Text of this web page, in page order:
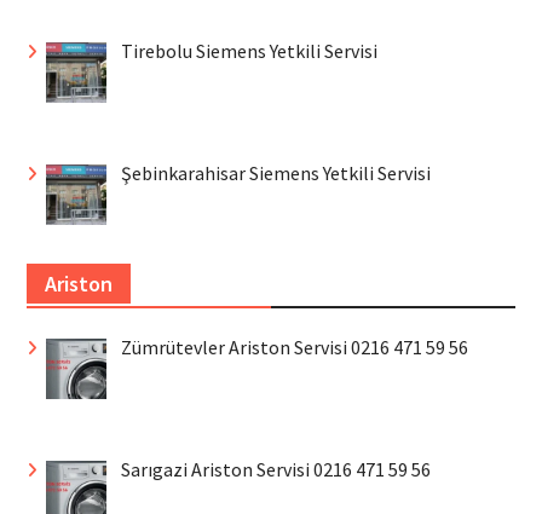
Tirebolu Siemens Yetkili Servisi
Şebinkarahisar Siemens Yetkili Servisi
Ariston
Zümrütevler Ariston Servisi 0216 471 59 56
Sarıgazi Ariston Servisi 0216 471 59 56